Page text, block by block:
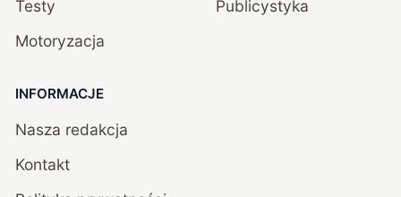
Testy
Motoryzacja
Publicystyka
INFORMACJE
Nasza redakcja
Kontakt